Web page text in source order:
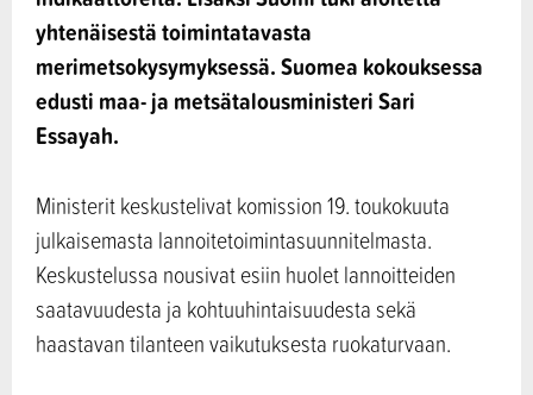
yhtenäisestä toimintatavasta
merimetsokysymyksessä. Suomea kokouksessa
edusti maa- ja metsätalousministeri Sari
Essayah.
Ministerit keskustelivat komission 19. toukokuuta
julkaisemasta lannoitetoimintasuunnitelmasta.
Keskustelussa nousivat esiin huolet lannoitteiden
saatavuudesta ja kohtuuhintaisuudesta sekä
haastavan tilanteen vaikutuksesta ruokaturvaan.